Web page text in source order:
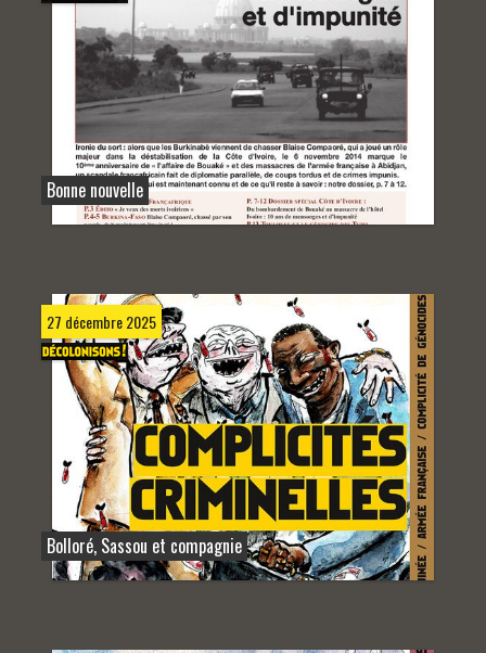
Bonne nouvelle
27 décembre 2025
Bolloré, Sassou et compagnie